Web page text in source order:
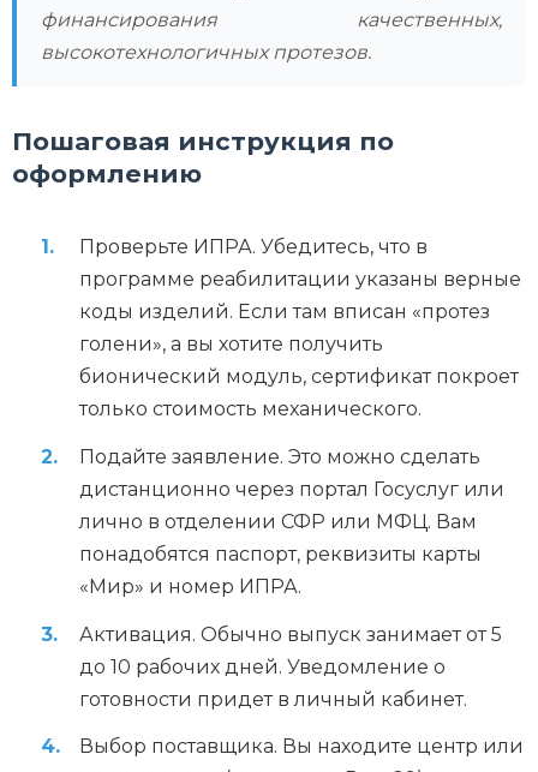
финансирования качественных,
высокотехнологичных протезов.
Пошаговая инструкция по
оформлению
Проверьте ИПРА. Убедитесь, что в
программе реабилитации указаны верные
коды изделий. Если там вписан «протез
голени», а вы хотите получить
бионический модуль, сертификат покроет
только стоимость механического.
Подайте заявление. Это можно сделать
дистанционно через портал Госуслуг или
лично в отделении СФР или МФЦ. Вам
понадобятся паспорт, реквизиты карты
«Мир» и номер ИПРА.
Активация. Обычно выпуск занимает от 5
до 10 рабочих дней. Уведомление о
готовности придет в личный кабинет.
Выбор поставщика. Вы находите центр или